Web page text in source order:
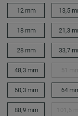
12 mm 13,5
18 mm 21,3
28 mm 33,7
48,3 mm
60,3 mm 64
88,9 mm